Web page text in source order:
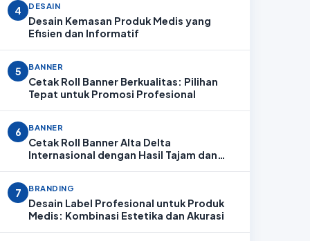
4 DESAIN
Desain Kemasan Produk Medis yang
Efisien dan Informatif
5 BANNER
Cetak Roll Banner Berkualitas: Pilihan
Tepat untuk Promosi Profesional
6 BANNER
Cetak Roll Banner Alta Delta
Internasional dengan Hasil Tajam dan
7 BRANDING
Desain Label Profesional untuk Produk
Medis: Kombinasi Estetika dan Akurasi